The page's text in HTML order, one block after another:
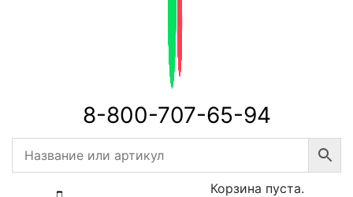
8-800-707-65-94
Корзина пуста.